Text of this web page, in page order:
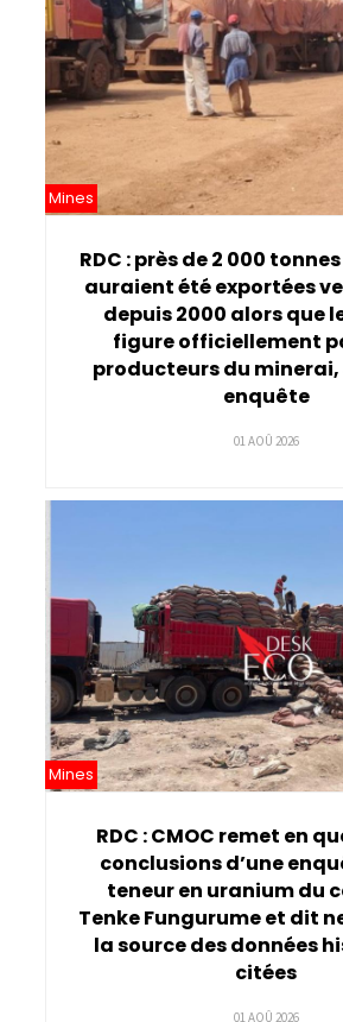
Mines
RDC : près de 2 000
auraient été exportées
depuis 2000 alors que
figure officiellement
producteurs du minerai,
enquête
01 AOÛ 2026
Mines
RDC : CMOC remet en
conclusions d’une
teneur en uranium du
Tenke Fungurume et dit
la source des données
citées
01 AOÛ 2026